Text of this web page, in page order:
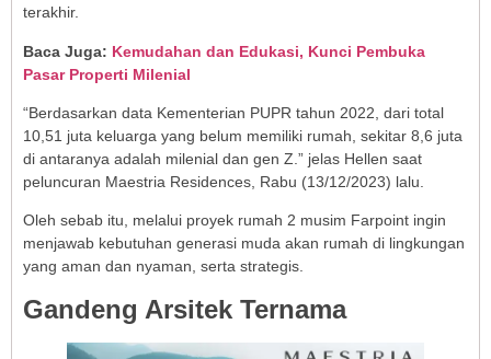
terakhir.
Baca Juga: Kemudahan dan Edukasi, Kunci Pembuka
Pasar Properti Milenial
“Berdasarkan data Kementerian PUPR tahun 2022, dari total
10,51 juta keluarga yang belum memiliki rumah, sekitar 8,6 juta
di antaranya adalah milenial dan gen Z.” jelas Hellen saat
peluncuran Maestria Residences, Rabu (13/12/2023) lalu.
Oleh sebab itu, melalui proyek rumah 2 musim Farpoint ingin
menjawab kebutuhan generasi muda akan rumah di lingkungan
yang aman dan nyaman, serta strategis.
Gandeng Arsitek Ternama